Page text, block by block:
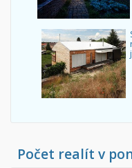
Počet realít v